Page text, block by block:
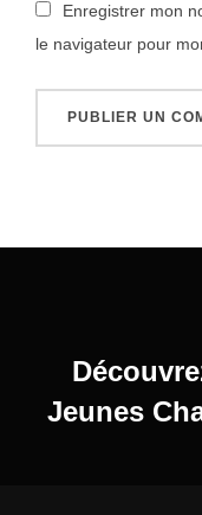
Enregistrer mon
le navigateur pour
l’article
Jeunes